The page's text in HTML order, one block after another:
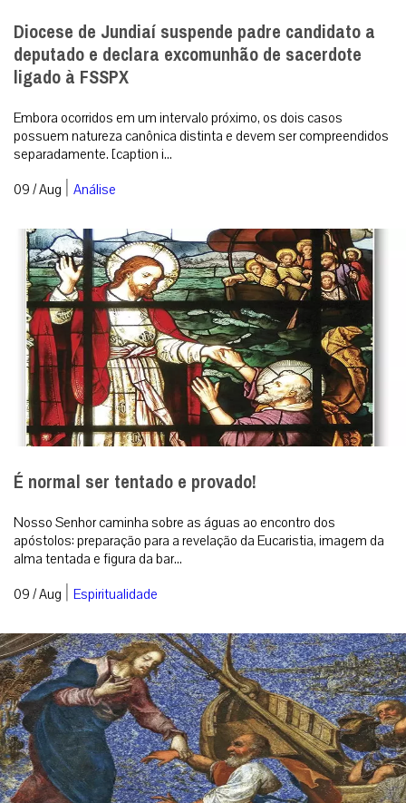
Diocese de Jundiaí suspende padre candidato a
deputado e declara excomunhão de sacerdote
ligado à FSSPX
Embora ocorridos em um intervalo próximo, os dois casos
possuem natureza canônica distinta e devem ser compreendidos
separadamente. [caption i...
09 / Aug | Análise
É normal ser tentado e provado!
Nosso Senhor caminha sobre as águas ao encontro dos
apóstolos: preparação para a revelação da Eucaristia, imagem da
alma tentada e figura da bar...
09 / Aug | Espiritualidade